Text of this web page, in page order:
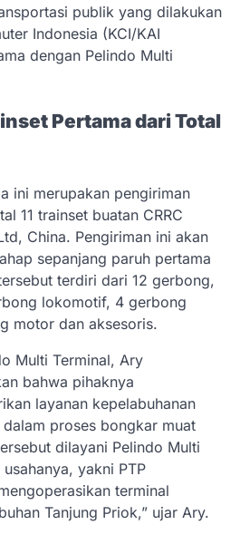
publik yang dilakukan
Indonesia (KCI/KAI
dengan Pelindo Multi
Pertama dari Total
ini merupakan pengiriman
11 trainset buatan CRRC
China. Pengiriman ini akan
sepanjang paruh pertama
terdiri dari 12 gerbong,
lokomotif, 4 gerbong
motor dan aksesoris.
Multi Terminal, Ary
bahwa pihaknya
layanan kepelabuhanan
proses bongkar muat
dilayani Pelindo Multi
yakni PTP
terminal
Tanjung Priok,” ujar Ary.